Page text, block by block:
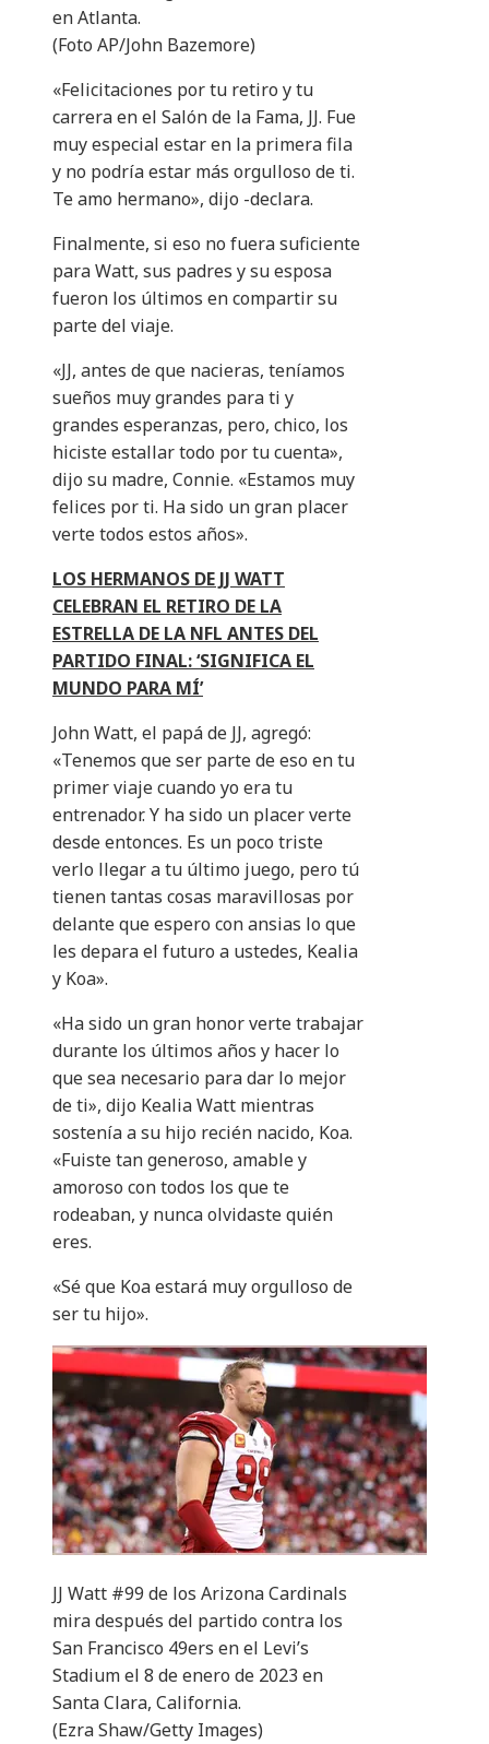
en Atlanta.
(Foto AP/John Bazemore)
«Felicitaciones por tu retiro y tu
carrera en el Salón de la Fama, JJ. Fue
muy especial estar en la primera fila
y no podría estar más orgulloso de ti.
Te amo hermano», dijo -declara.
Finalmente, si eso no fuera suficiente
para Watt, sus padres y su esposa
fueron los últimos en compartir su
parte del viaje.
«JJ, antes de que nacieras, teníamos
sueños muy grandes para ti y
grandes esperanzas, pero, chico, los
hiciste estallar todo por tu cuenta»,
dijo su madre, Connie. «Estamos muy
felices por ti. Ha sido un gran placer
verte todos estos años».
LOS HERMANOS DE JJ WATT
CELEBRAN EL RETIRO DE LA
ESTRELLA DE LA NFL ANTES DEL
PARTIDO FINAL: ‘SIGNIFICA EL
MUNDO PARA MÍ’
John Watt, el papá de JJ, agregó:
«Tenemos que ser parte de eso en tu
primer viaje cuando yo era tu
entrenador. Y ha sido un placer verte
desde entonces. Es un poco triste
verlo llegar a tu último juego, pero tú
tienen tantas cosas maravillosas por
delante que espero con ansias lo que
les depara el futuro a ustedes, Kealia
y Koa».
«Ha sido un gran honor verte trabajar
durante los últimos años y hacer lo
que sea necesario para dar lo mejor
de ti», dijo Kealia Watt mientras
sostenía a su hijo recién nacido, Koa.
«Fuiste tan generoso, amable y
amoroso con todos los que te
rodeaban, y nunca olvidaste quién
eres.
«Sé que Koa estará muy orgulloso de
ser tu hijo».
JJ Watt #99 de los Arizona Cardinals
mira después del partido contra los
San Francisco 49ers en el Levi’s
Stadium el 8 de enero de 2023 en
Santa Clara, California.
(Ezra Shaw/Getty Images)